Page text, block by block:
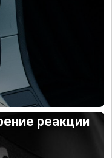
реакции